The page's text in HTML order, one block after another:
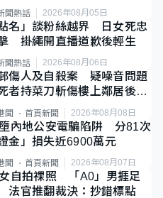
聞熱話 2026年08月05日
名」談粉絲越界 日女死忠
掛繩開直播道歉後輕生
聞熱話 2026年08月06日
傷人及自殺案 疑噪音問題
持菜刀斬傷樓上鄰居後墮
聞 首頁新聞 2026年08月08日
內地公安電騙陷阱 分81次
金」損失近6900萬元
聞 首頁新聞 2026年08月07日
自拍祼照 「A0」男捱足
法官推翻裁決：抄錯標點